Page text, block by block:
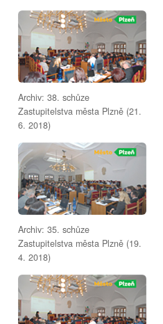
Archiv: 38. schůze
Zastupitelstva města Plzně (21.
6. 2018)
Archiv: 35. schůze
Zastupitelstva města Plzně (19.
4. 2018)